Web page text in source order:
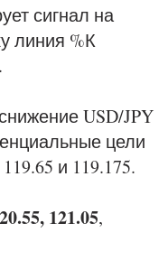
сигнал на
линия %К
USD/JPY
цели
и 119.175.
121.05,